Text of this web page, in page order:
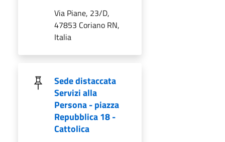
Via Piane, 23/D,
47853 Coriano RN,
Italia
Sede distaccata
Servizi alla
Persona - piazza
Repubblica 18 -
Cattolica